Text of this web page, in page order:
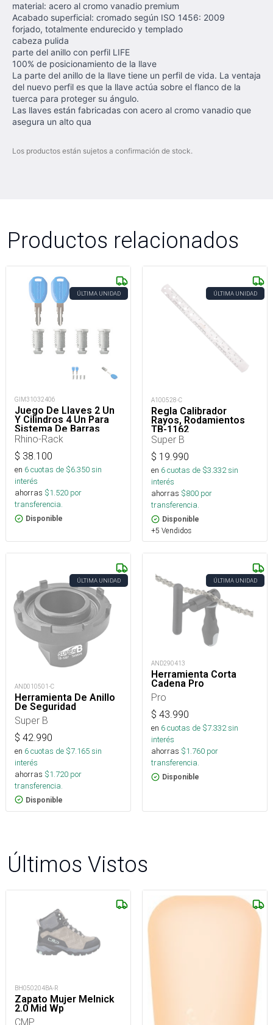
material: acero al cromo vanadio premium
Acabado superficial: cromado según ISO 1456: 2009
forjado, totalmente endurecido y templado
cabeza pulida
parte del anillo con perfil LIFE
100% de posicionamiento de la llave
La parte del anillo de la llave tiene un perfil de vida. La ventaja
del nuevo perfil es que la llave actúa sobre el flanco de la
tuerca para proteger su ángulo.
Las llaves están fabricadas con acero al cromo vanadio que
asegura un alto qua
Los productos están sujetos a confirmación de stock.
Productos relacionados
ÚLTIMA UNIDAD
GIM31032406
Juego De Llaves 2 Un
Y Cilindros 4 Un Para
Sistema De Barras
Portaequipaje
Rhino-Rack
$ 38.100
en 6cuotas de $6.350sin
interés
ahorras $1.520 por
transferencia.
Disponible
ÚLTIMA UNIDAD
A100528-C
Regla Calibrador
Rayos, Rodamientos
TB-1162
Super B
$ 19.990
en 6cuotas de $3.332sin
interés
ahorras $800 por
transferencia.
Disponible
+5 Vendidos
ÚLTIMA UNIDAD
AND010501-C
Herramienta De Anillo
De Seguridad
Super B
$ 42.990
en 6cuotas de $7.165sin
interés
ahorras $1.720 por
transferencia.
Disponible
ÚLTIMA UNIDAD
AND290413
Herramienta Corta
Cadena Pro
Pro
$ 43.990
en 6cuotas de $7.332sin
interés
ahorras $1.760 por
transferencia.
Disponible
Últimos Vistos
BH050204BA-R
Zapato Mujer Melnick
2.0 Mid Wp
CMP